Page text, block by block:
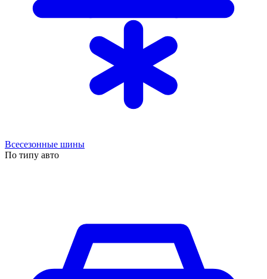
Всесезонные шины
По типу авто